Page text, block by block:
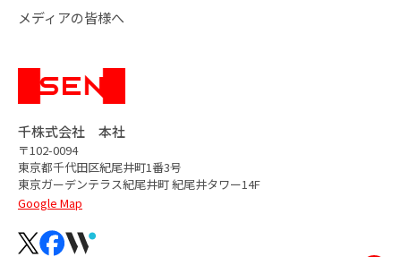
千株式会社 本社
〒102-0094
東京都千代田区紀尾井町1番3号
東京ガーデンテラス紀尾井町紀尾井タワー14F
Google Map
メディアの皆様へ